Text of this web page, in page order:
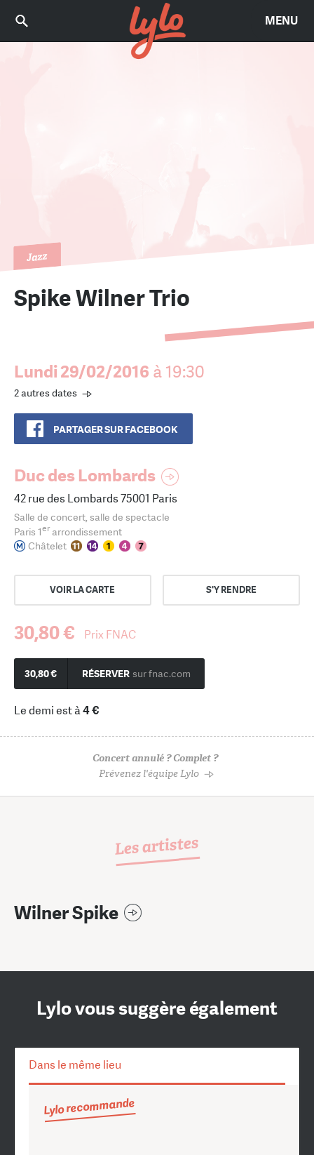
MENU
Jazz
Spike Wilner Trio
Lundi 29/02/2016 à 19:30
2 autres dates
PARTAGER SUR FACEBOOK
Duc des Lombards
42 rue des Lombards 75001 Paris
Salle de concert, salle de spectacle
Paris 1erarrondissement
Châtelet
VOIR LA CARTE S'Y RENDRE
30,80 € Prix FNAC
30,80 € RÉSERVER sur fnac.com
Le demi est à4 €
Concert annulé ? Complet ?
Prévenez l'équipe Lylo
Les artistes
Wilner Spike
Lylo vous suggère également
Dans le même lieu
Lylo recommande